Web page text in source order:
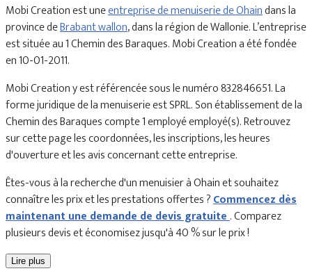
Mobi Creation est uneentreprise de menuiserie de Ohaindans la
province deBrabant wallon, dans la région de Wallonie. L’entreprise
est située au 1 Chemin des Baraques. Mobi Creation a été fondée
en 10-01-2011.
Mobi Creation y est référencée sous le numéro 832846651. La
forme juridique de la menuiserie est SPRL. Son établissement de la
Chemin des Baraques compte 1 employé employé(s). Retrouvez
sur cette page les coordonnées, les inscriptions, les heures
d'ouverture et les avis concernant cette entreprise.
Êtes-vous à la recherche d'un menuisier à Ohain et souhaitez
connaître les prix et les prestations offertes ?Commencez dès
maintenant une demande de devis gratuite. Comparez
plusieurs devis et économisez jusqu'à 40 % sur le prix !
Lire plus